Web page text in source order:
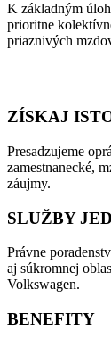
K základným
prioritne
priaznivých
ZÍSKAJ
Presadzujeme
zamestnanecké,
záujmy.
SLUŽBY
Právne
aj súkromnej
Volkswagen.
BENEFITY